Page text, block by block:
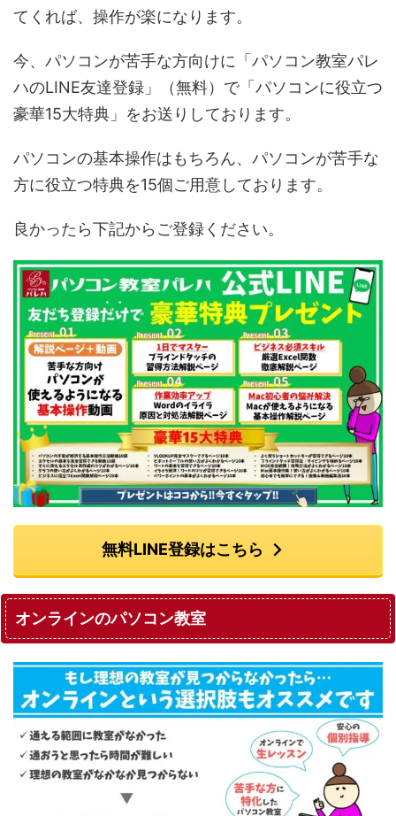
てくれば、操作が楽になります。
今、パソコンが苦手な方向けに「パソコン教室パレ
ハのLINE友達登録」（無料）で「パソコンに役立つ
豪華15大特典」をお送りしております。
パソコンの基本操作はもちろん、パソコンが苦手な
方に役立つ特典を15個ご用意しております。
良かったら下記からご登録ください。
無料LINE登録はこちら
オンラインのパソコン教室